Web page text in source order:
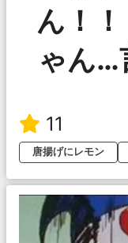
ん！
ゃん…
11
唐揚げにレモン